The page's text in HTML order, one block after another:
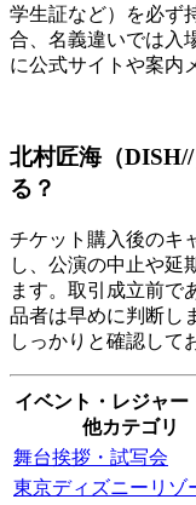
学生証など）を必ず
合、名義違いでは入
に公式サイトや案内
北村匠海（
る？
チケット購入後のキ
し、公演の中止や延
ます。取引成立前で
品者は早めに判断し
しっかりと確認して
イベント・レジャー
他カテゴリ
舞台挨拶・試写会
東京ディズニーリゾ